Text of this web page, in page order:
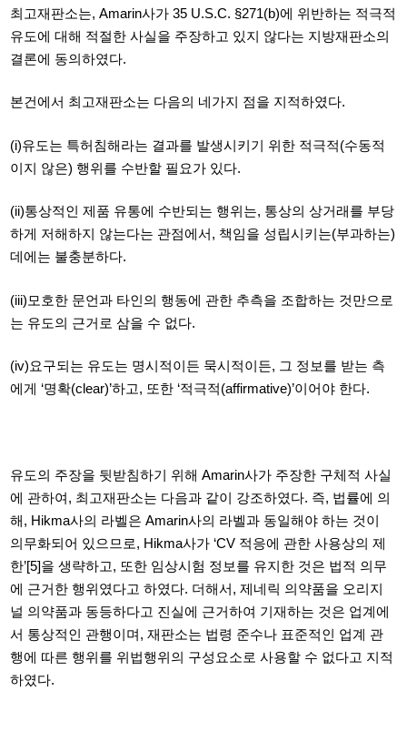
최고재판소는, Amarin사가 35 U.S.C. §271(b)에 위반하는 적극적
유도에 대해 적절한 사실을 주장하고 있지 않다는 지방재판소의
결론에 동의하였다.
본건에서 최고재판소는 다음의 네가지 점을 지적하였다.
(i)유도는 특허침해라는 결과를 발생시키기 위한 적극적(수동적
이지 않은) 행위를 수반할 필요가 있다.
(ii)통상적인 제품 유통에 수반되는 행위는, 통상의 상거래를 부당
하게 저해하지 않는다는 관점에서, 책임을 성립시키는(부과하는)
데에는 불충분하다.
(iii)모호한 문언과 타인의 행동에 관한 추측을 조합하는 것만으로
는 유도의 근거로 삼을 수 없다.
(iv)요구되는 유도는 명시적이든 묵시적이든, 그 정보를 받는 측
에게 ‘명확(clear)’하고, 또한 ‘적극적(affirmative)’이어야 한다.
유도의 주장을 뒷받침하기 위해 Amarin사가 주장한 구체적 사실
에 관하여, 최고재판소는 다음과 같이 강조하였다. 즉, 법률에 의
해, Hikma사의 라벨은 Amarin사의 라벨과 동일해야 하는 것이
의무화되어 있으므로, Hikma사가 ‘CV 적응에 관한 사용상의 제
한’[5]을 생략하고, 또한 임상시험 정보를 유지한 것은 법적 의무
에 근거한 행위였다고 하였다. 더해서,제네릭 의약품을 오리지
널 의약품과 동등하다고 진실에 근거하여 기재하는 것은 업계에
서 통상적인 관행이며,재판소는 법령 준수나 표준적인 업계 관
행에 따른 행위를 위법행위의 구성요소로 사용할 수 없다고 지적
하였다.